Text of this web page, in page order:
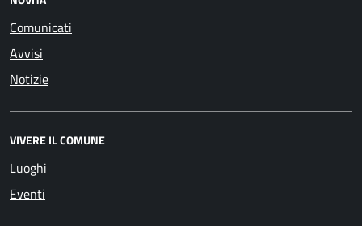
Comunicati
Avvisi
Notizie
VIVERE IL COMUNE
Luoghi
Eventi